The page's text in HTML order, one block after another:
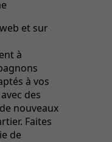
et sur
à
à vos
des
nouveaux
Faites
de